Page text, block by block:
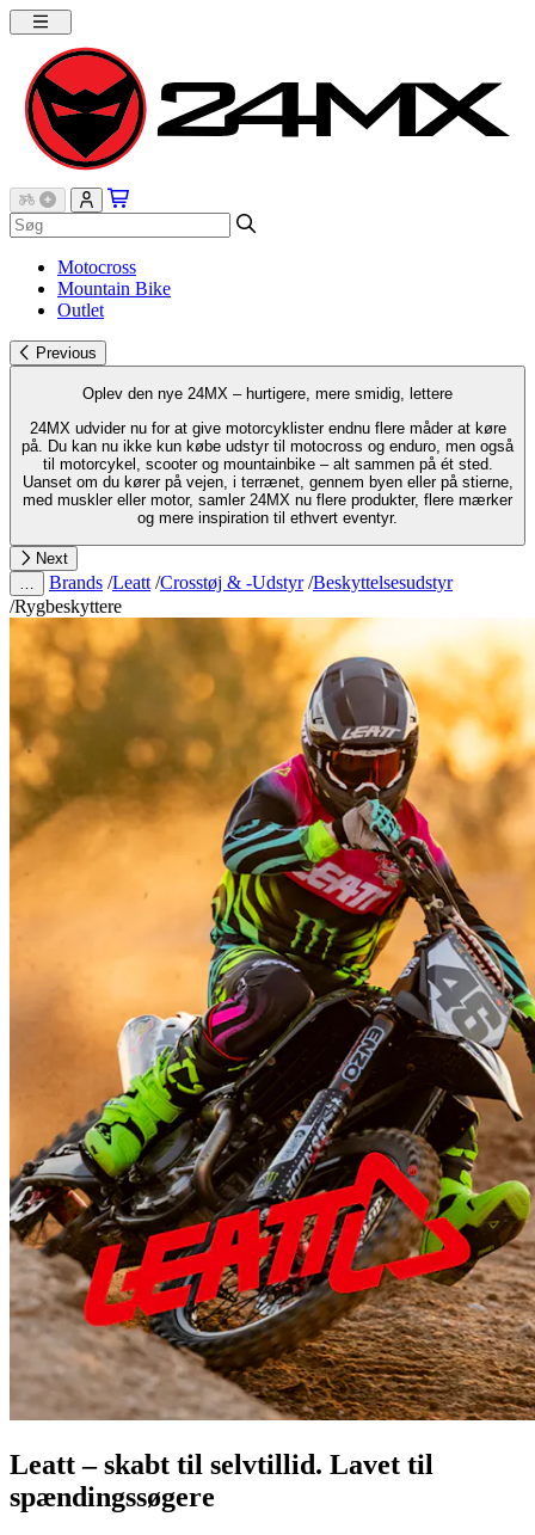
Motocross
Mountain Bike
Outlet
Previous
Oplev den nye 24MX – hurtigere, mere smidig, lettere
24MX udvider nu for at give motorcyklister endnu flere måder at køre
på. Du kan nu ikke kun købe udstyr til motocross og enduro, men også
til motorcykel, scooter og mountainbike – alt sammen på ét sted.
Uanset om du kører på vejen, i terrænet, gennem byen eller på stierne,
med muskler eller motor, samler 24MX nu flere produkter, flere mærker
og mere inspiration til ethvert eventyr.
Next
Brands /Leatt /Crosstøj & -Udstyr /Beskyttelsesudstyr
/Rygbeskyttere
Leatt – skabt til selvtillid. Lavet til
spændingssøgere